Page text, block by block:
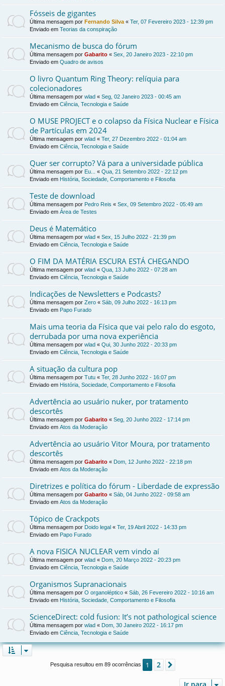
Fósseis de gigantes
Última mensagem por Fernando Silva « Ter, 07 Fevereiro 2023 - 12:39 pm
Enviado em Teorias da conspiração
Mecanismo de busca do fórum
Última mensagem por Gabarito « Sex, 20 Janeiro 2023 - 22:10 pm
Enviado em Quadro de avisos
O livro Quantum Ring Theory: relíquia para
colecionadores
Última mensagem por wlad « Seg, 02 Janeiro 2023 - 00:45 am
Enviado em Ciência, Tecnologia e Saúde
O MUSE PROJECT e o colapso da Física Nuclear e Física
de Partículas em 2024
Última mensagem por wlad « Ter, 27 Dezembro 2022 - 01:04 am
Enviado em Ciência, Tecnologia e Saúde
Quer ser corrupto? Vá para a universidade pública
Última mensagem por Eu... « Qua, 21 Setembro 2022 - 22:12 pm
Enviado em História, Sociedade, Comportamento e Filosofia
Teste de download
Última mensagem por Pedro Reis « Sex, 09 Setembro 2022 - 05:49 am
Enviado em Área de Testes
Deus é Matemático
Última mensagem por wlad « Sex, 15 Julho 2022 - 21:39 pm
Enviado em Ciência, Tecnologia e Saúde
O FIM DA MATÉRIA ESCURA ESTÁ CHEGANDO
Última mensagem por wlad « Qua, 13 Julho 2022 - 07:28 am
Enviado em Ciência, Tecnologia e Saúde
Indicações de Newsletters e Podcasts?
Última mensagem por Zero « Sáb, 09 Julho 2022 - 16:13 pm
Enviado em Papo Furado
Mais uma teoria da Física que vai pelo ralo do esgoto,
derrubada por uma nova experiência
Última mensagem por wlad « Qui, 30 Junho 2022 - 20:33 pm
Enviado em Ciência, Tecnologia e Saúde
A situação da cultura pop
Última mensagem por Tutu « Ter, 28 Junho 2022 - 16:07 pm
Enviado em História, Sociedade, Comportamento e Filosofia
Advertência ao usuário nuker, por tratamento
descortês
Última mensagem por Gabarito « Seg, 20 Junho 2022 - 17:14 pm
Enviado em Atos da Moderação
Advertência ao usuário Vitor Moura, por tratamento
descortês
Última mensagem por Gabarito « Dom, 12 Junho 2022 - 22:18 pm
Enviado em Atos da Moderação
Diretrizes e política do fórum - Liberdade de expressão
Última mensagem por Gabarito « Sáb, 04 Junho 2022 - 09:58 am
Enviado em Atos da Moderação
Tópico de Crackpots
Última mensagem por Doido legal « Ter, 19 Abril 2022 - 14:33 pm
Enviado em Papo Furado
A nova FISICA NUCLEAR vem vindo aí
Última mensagem por wlad « Dom, 20 Março 2022 - 20:23 pm
Enviado em Ciência, Tecnologia e Saúde
Organismos Supranacionais
Última mensagem por O organoléptico « Sáb, 26 Fevereiro 2022 - 10:16 am
Enviado em História, Sociedade, Comportamento e Filosofia
ScienceDirect: cold fusion: It’s not pathological science
Última mensagem por wlad « Dom, 30 Janeiro 2022 - 16:17 pm
Enviado em Ciência, Tecnologia e Saúde
Pesquisa resultou em 89 ocorrências 1 2